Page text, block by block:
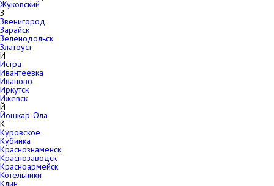
Жуковский
З
Звенигород
Зарайск
Зеленодольск
Златоуст
И
Истра
Ивантеевка
Иваново
Иркутск
Ижевск
Й
Йошкар-Ола
К
Куровское
Кубинка
Краснознаменск
Краснозаводск
Красноармейск
Котельники
Клин